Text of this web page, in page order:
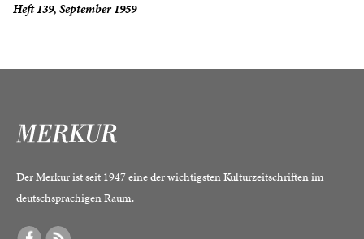
Heft 139, September 1959
Der Merkur ist seit 1947 eine der wichtigsten Kulturzeitschriften im
deutschsprachigen Raum.